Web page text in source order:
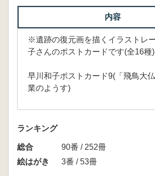
内容
※遺跡の復元画を描くイラストレ
子さんのポストカードです(全16種)
早川和子ポストカード9(「飛鳥大
業のようす)
ランキング
総合
90番 / 252冊
絵はがき
3番 / 53冊